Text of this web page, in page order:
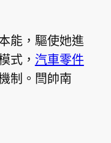
能，驅使她進
式， 汽車零件
制。閆帥南